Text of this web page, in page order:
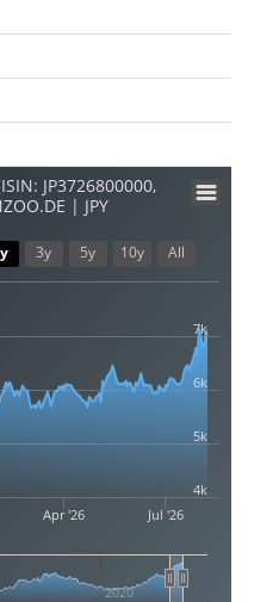
JP3726800000,
| JPY
Jul '26
Apr '26
2020
5k
6k
7k
4k
3y 5y 10y All